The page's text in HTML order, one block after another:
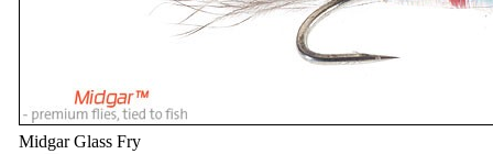
Midgar Glass Fry